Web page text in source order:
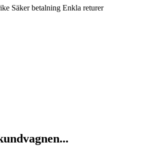
Säker betalning Enkla returer